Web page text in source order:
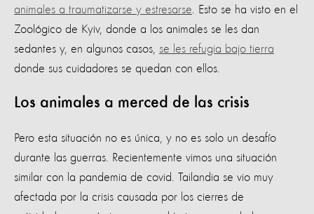
animales a traumatizarse y estresarse . Esto se ha visto en el
Zoológico de Kyiv, donde a los animales se les dan
sedantes y, en algunos casos, se les refugia bajo tierra
donde sus cuidadores se quedan con ellos.
Los animales a merced de las crisis
Pero esta situación no es única, y no es solo un desafío
durante las guerras. Recientemente vimos una situación
similar con la pandemia de covid. Tailandia se vio muy
afectada por la crisis causada por los cierres de